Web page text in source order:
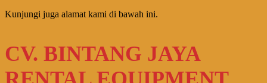
Kunjungi juga alamat kami di bawah ini.
CV. BINTANG JAYA